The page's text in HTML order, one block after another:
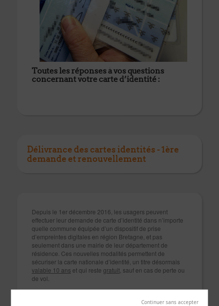
Toutes les réponses à vos questions
concernant votre carte d’identité :
Délivrance des cartes identités - 1ère
demande et renouvellement
Depuis le 1er décembre 2016, les usagers peuvent
effectuer leur demande de carte d’identité dans n’importe
quelle commune équipée d’un dispositif de prise
d’empreintes digitales en région Bretagne, et pas
seulement dans une mairie de leur département de
résidence. Ces nouvelles modalités permettent de
sécuriser la carte nationale d’identité, un titre désormais
valable 10 ans et qui reste gratuit , sauf en cas de perte ou
de vol.
La demande de CNI est donc effectuéeselon les mêmes
modalités que les demandes de passeports, par une